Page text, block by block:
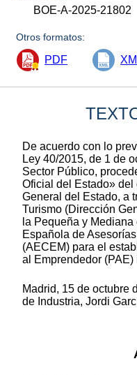
BOE-A-2025-21802
Otros formatos:
PDF
De acuerdo con lo
Ley 40/2015, de 1 de
Sector Público,
Oficial del Estado»
General del Estado, a
Turismo (Dirección
la Pequeña y
Española de
(AECEM) para el
al Emprendedor
Madrid, 15 de octubre
de Industria, Jordi